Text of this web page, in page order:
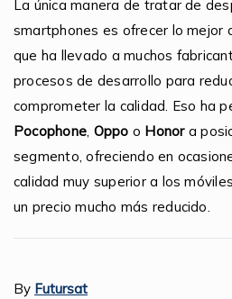
La única manera de tratar de
smartphones es ofrecer lo mejor
que ha llevado a muchos
procesos de desarrollo para
comprometer la calidad. Eso ha
Pocophone Oppo o Honora
segmento, ofreciendo en
calidad muy superior a los
un precio mucho más reducido.
By Futursat